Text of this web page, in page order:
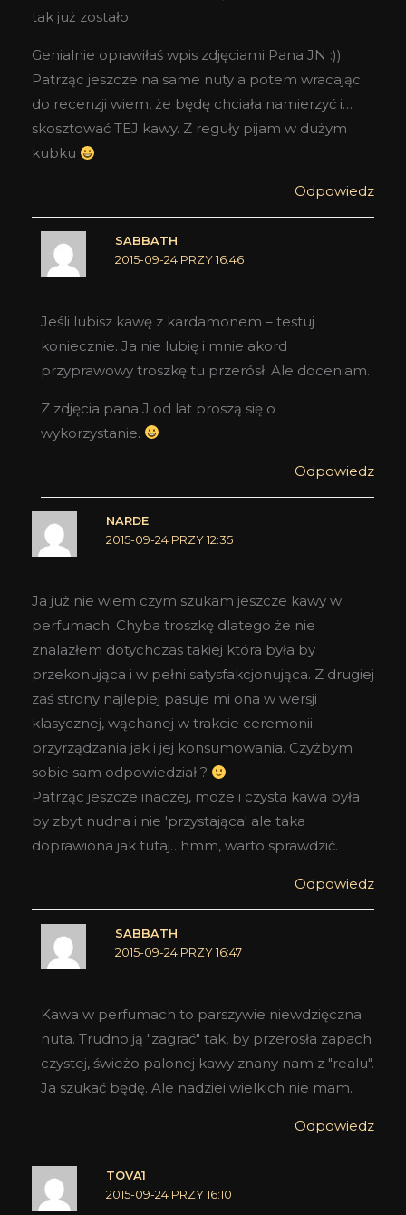
tak już zostało.
Genialnie oprawiłaś wpis zdjęciami Pana JN :))
Patrząc jeszcze na same nuty a potem wracając
do recenzji wiem, że będę chciała namierzyć i…
skosztować TEJ kawy. Z reguły pijam w dużym
kubku
Odpowiedz
SABBATH
2015-09-24 PRZY 16:46
Jeśli lubisz kawę z kardamonem – testuj
koniecznie. Ja nie lubię i mnie akord
przyprawowy troszkę tu przerósł. Ale doceniam.
Z zdjęcia pana J od lat proszą się o
wykorzystanie.
Odpowiedz
NARDE
2015-09-24 PRZY 12:35
Ja już nie wiem czym szukam jeszcze kawy w
perfumach. Chyba troszkę dlatego że nie
znalazłem dotychczas takiej która była by
przekonująca i w pełni satysfakcjonująca. Z drugiej
zaś strony najlepiej pasuje mi ona w wersji
klasycznej, wąchanej w trakcie ceremonii
przyrządzania jak i jej konsumowania. Czyżbym
sobie sam odpowiedział ?
Patrząc jeszcze inaczej, może i czysta kawa była
by zbyt nudna i nie 'przystająca' ale taka
doprawiona jak tutaj…hmm, warto sprawdzić.
Odpowiedz
SABBATH
2015-09-24 PRZY 16:47
Kawa w perfumach to parszywie niewdzięczna
nuta. Trudno ją "zagrać" tak, by przerosła zapach
czystej, świeżo palonej kawy znany nam z "realu".
Ja szukać będę. Ale nadziei wielkich nie mam.
Odpowiedz
TOVA1
2015-09-24 PRZY 16:10